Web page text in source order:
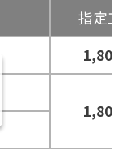
指定工
1,800
1,800